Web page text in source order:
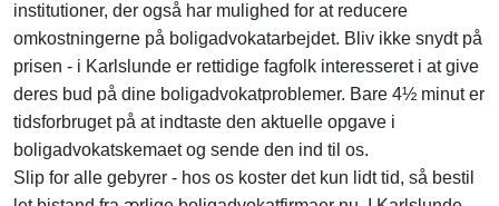
institutioner, der også har mulighed for at reducere
omkostningerne på boligadvokatarbejdet. Bliv ikke snydt på
prisen - i Karlslunde er rettidige fagfolk interesseret i at give
deres bud på dine boligadvokatproblemer. Bare 4½ minut er
tidsforbruget på at indtaste den aktuelle opgave i
boligadvokatskemaet og sende den ind til os.
Slip for alle gebyrer - hos os koster det kun lidt tid, så bestil